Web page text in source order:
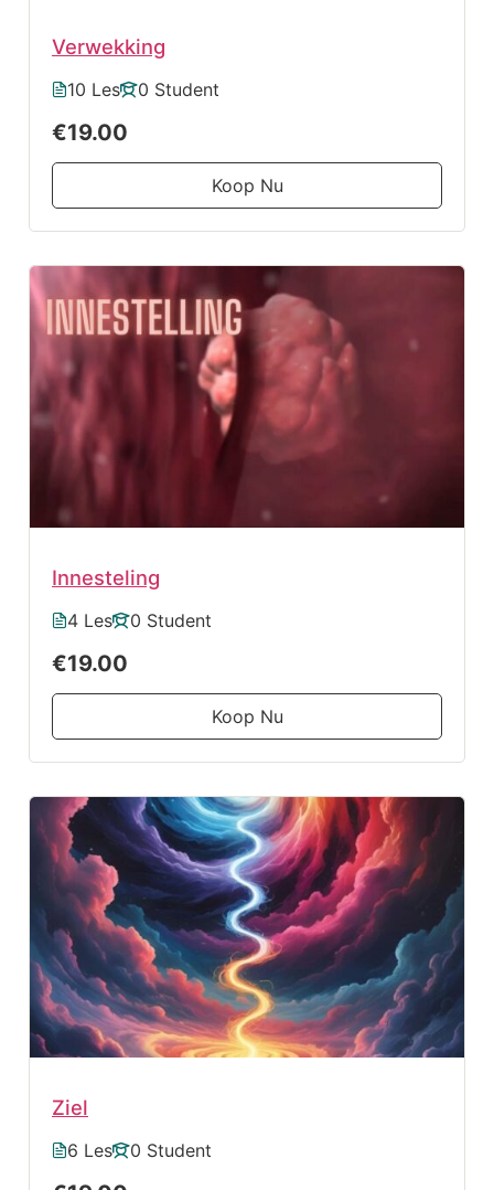
Verwekking
10 Les 0 Student
€19.00
Koop Nu
Innesteling
4 Les 0 Student
€19.00
Koop Nu
Ziel
6 Les 0 Student